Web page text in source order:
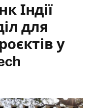
Індії
для
у